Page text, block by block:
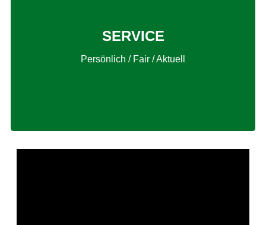
SERVICE
Persönlich / Fair / Aktuell